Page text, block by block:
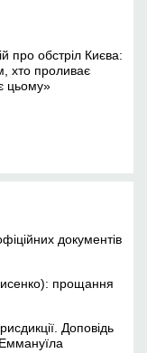
про обстріл Києва:
хто проливає
цьому»
документів
прощання
Доповідь